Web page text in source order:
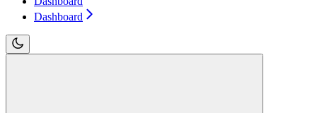
Dashboard